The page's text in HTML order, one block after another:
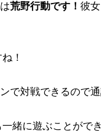
荒野行動です！ 彼
！
で対戦できるので
緒に遊ぶことがで